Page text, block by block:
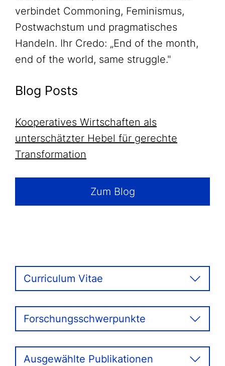
verbindet Commoning, Feminismus,
Postwachstum und pragmatisches
Handeln. Ihr Credo: „End of the month,
end of the world, same struggle."
Blog Posts
Kooperatives Wirtschaften als
unterschätzter Hebel für gerechte
Transformation
Zum Blog
Curriculum Vitae
Forschungsschwerpunkte
Ausgewählte Publikationen